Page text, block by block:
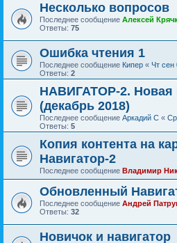
Несколько вопросов
Последнее сообщение Алексей
Ответы: 75
Ошибка чтения 1
Последнее сообщение Кипер « Чт сен
Ответы: 2
НАВИГАТОР-2. Новая
(декабрь 2018)
Последнее сообщение Аркадий С « Ср
Ответы: 5
Копия контента на
Навигатор-2
Последнее сообщение Владимир
Обновленный
Последнее сообщение Андрей
Ответы: 32
Новичок и навигатор